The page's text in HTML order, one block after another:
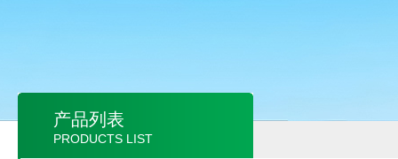
产品列表
PRODUCTS LIST